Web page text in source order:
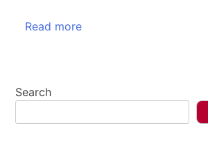
Read more
Search